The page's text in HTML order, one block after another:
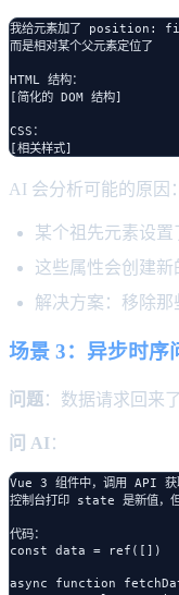
我给元素加了 position:
而是相对某个父元素定位了
HTML 结构：
[简化的 DOM 结构]
CSS：
AI 会分析可能的原因：
某个祖先元素设置
这些属性会创建新
解决方案：移除
场景 3：异步时序
问题：数据请求回来
问 AI ：
Vue 3 组件中，调用 API 获
控制台打印 state 是新值，
代码：
const data = ref([])
async function